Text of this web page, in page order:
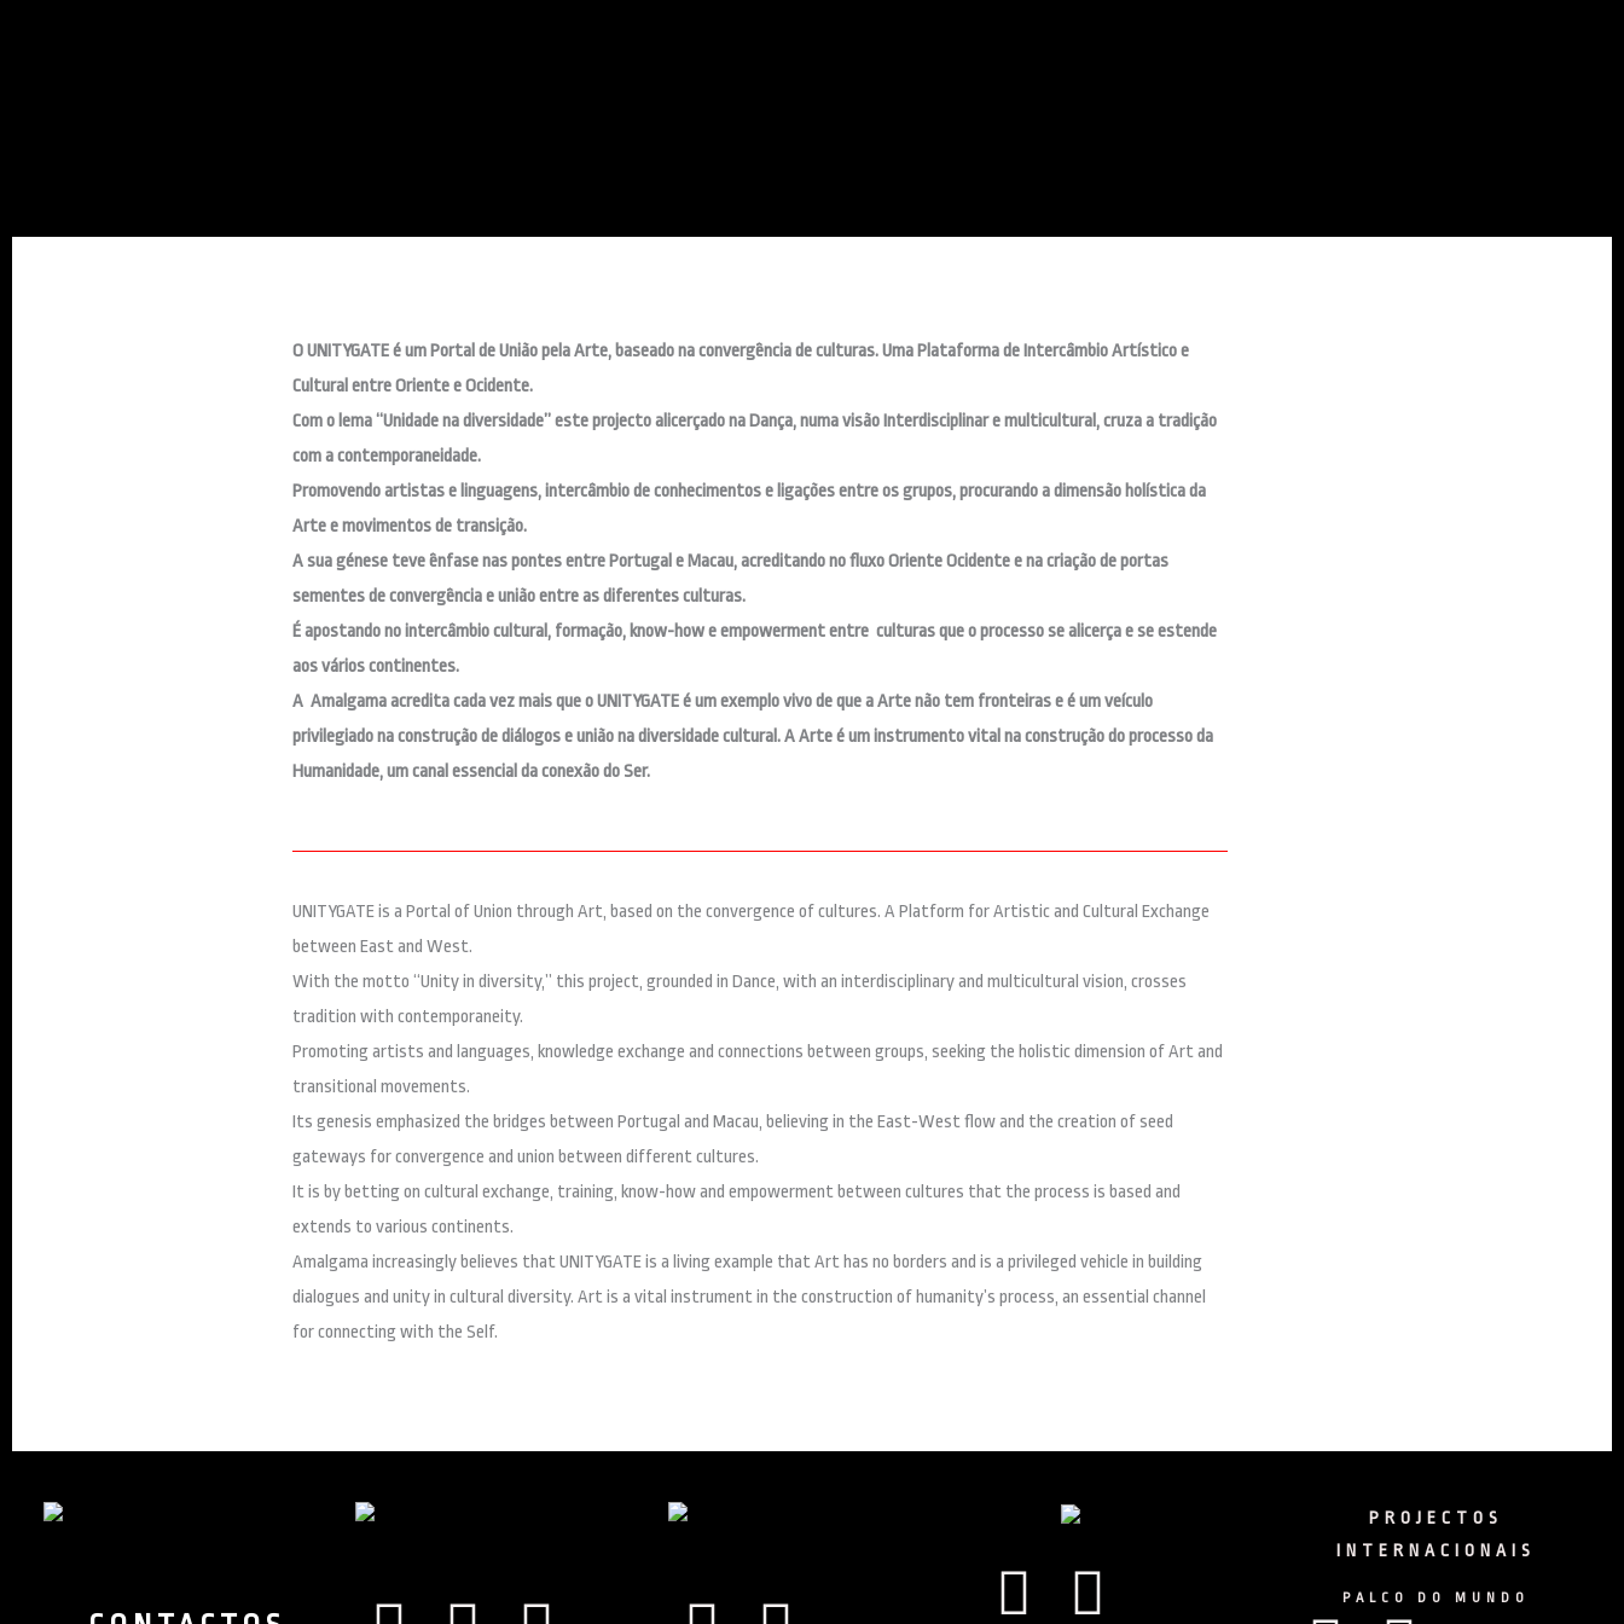
O UNITYGATE é um Portal de União pela Arte, baseado na convergência de culturas. Uma Plataforma de Intercâmbio Artístico e
Cultural entre Oriente e Ocidente.
Com o lema “Unidade na diversidade” este projecto alicerçado na Dança, numa visão Interdisciplinar e multicultural, cruza a tradição
com a contemporaneidade.
Promovendo artistas e linguagens, intercâmbio de conhecimentos e ligações entre os grupos, procurando a dimensão holística da
Arte e movimentos de transição.
A sua génese teve ênfase nas pontes entre Portugal e Macau, acreditando no fluxo Oriente Ocidente e na criação de portas
sementes de convergência e união entre as diferentes culturas.
É apostando no intercâmbio cultural, formação, know-how e empowerment entre culturas que o processo se alicerça e se estende
aos vários continentes.
A Amalgama acredita cada vez mais que o UNITYGATE é um exemplo vivo de que a Arte não tem fronteiras e é um veículo
privilegiado na construção de diálogos e união na diversidade cultural. A Arte é um instrumento vital na construção do processo da
Humanidade, um canal essencial da conexão do Ser.
UNITYGATE is a Portal of Union through Art, based on the convergence of cultures. A Platform for Artistic and Cultural Exchange
between East and West.
With the motto “Unity in diversity,” this project, grounded in Dance, with an interdisciplinary and multicultural vision, crosses
tradition with contemporaneity.
Promoting artists and languages, knowledge exchange and connections between groups, seeking the holistic dimension of Art and
transitional movements.
Its genesis emphasized the bridges between Portugal and Macau, believing in the East-West flow and the creation of seed
gateways for convergence and union between different cultures.
It is by betting on cultural exchange, training, know-how and empowerment between cultures that the process is based and
extends to various continents.
Amalgama increasingly believes that UNITYGATE is a living example that Art has no borders and is a privileged vehicle in building
dialogues and unity in cultural diversity. Art is a vital instrument in the construction of humanity’s process, an essential channel
for connecting with the Self.
Facebook
Instagram
PROJECTOS
INTERNACIONAIS
PALCO DO MUNDO